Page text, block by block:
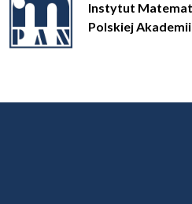
Instytut
Polskiej
Instytut Matematyczny Polskiej
Aktualności
NAGRODA IM.